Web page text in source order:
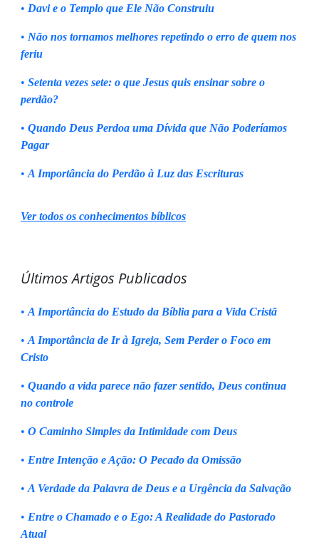
• Davi e o Templo que Ele Não Construiu
• Não nos tornamos melhores repetindo o erro de quem nos
feriu
• Setenta vezes sete: o que Jesus quis ensinar sobre o
perdão?
• Quando Deus Perdoa uma Dívida que Não Poderíamos
Pagar
• A Importância do Perdão à Luz das Escrituras
Ver todos os conhecimentos bíblicos
Últimos Artigos Publicados
• A Importância do Estudo da Bíblia para a Vida Cristã
• A Importância de Ir à Igreja, Sem Perder o Foco em
Cristo
• Quando a vida parece não fazer sentido, Deus continua
no controle
• O Caminho Simples da Intimidade com Deus
• Entre Intenção e Ação: O Pecado da Omissão
• A Verdade da Palavra de Deus e a Urgência da Salvação
• Entre o Chamado e o Ego: A Realidade do Pastorado
Atual